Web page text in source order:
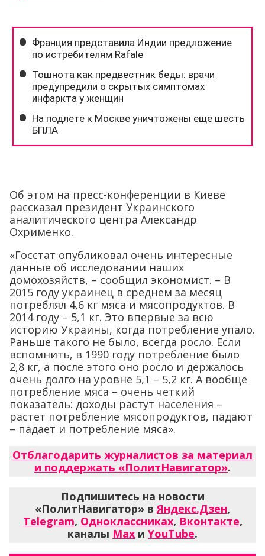
Об этом на пресс-конференции в Киеве
рассказал президент Украинского
аналитического центра Александр
Охрименко.
«Госстат опубликовал очень интересные
данные об исследовании наших
домохозяйств, – сообщил экономист. – В
2015 году украинец в среднем за месяц
потреблял 4,6 кг мяса и мясопродуктов. В
2014 году – 5,1 кг. Это впервые за всю
историю Украины, когда потребление упало.
Раньше такого не было, всегда росло. Если
вспомнить, в 1990 году потребление было
2,8 кг, а после этого оно росло и держалось
очень долго на уровне 5,1 – 5,2 кг. А вообще
потребление мяса – очень четкий
показатель: доходы растут населения –
растет потребление мясопродуктов, падают
– падает и потребление мяса».
Отблагодарить журналистов за материал
и поддержать «ПолитНавигатор».
Подпишитесь на новости
«ПолитНавигатор» вЯндекс.Дзен,
Telegram, Одноклассниках, Вконтакте,
каналы Max и YouTube.